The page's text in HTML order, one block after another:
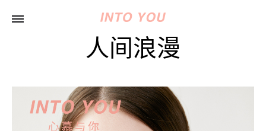
INTO
YOU
心
慕
你
人间浪漫